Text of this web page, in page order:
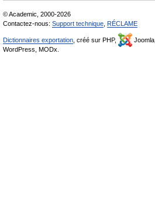
© Academic, 2000-2026
Contactez-nous: Support technique RÉCLAME
Dictionnaires exportation , créé sur PHP, Joomla,
WordPress, MODx.